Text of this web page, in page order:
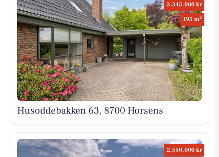
3.345.000 kr
195 m2
Husoddebakken 63, 8700 Horsens
2.550.000 kr